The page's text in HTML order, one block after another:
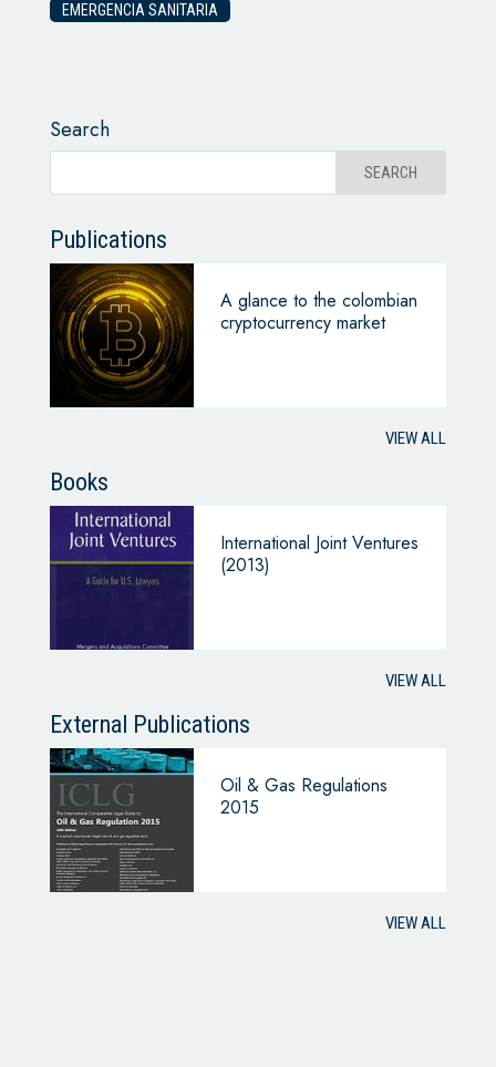
EMERGENCIA SANITARIA
Search
Publications
A glance to the colombian
cryptocurrency market
VIEW ALL
Books
International Joint Ventures
(2013)
VIEW ALL
External Publications
Oil & Gas Regulations
2015
VIEW ALL